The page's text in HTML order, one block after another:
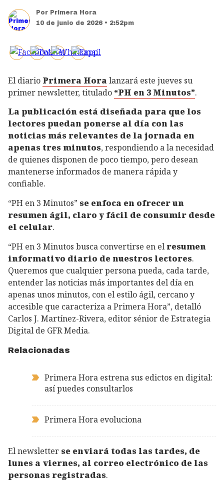
Por Primera Hora
10 de junio de 2026 • 2:52pm
El diario Primera Hora lanzará este jueves su
primer newsletter, titulado “PH en 3 Minutos”.
La publicación está diseñada para que los
lectores puedan ponerse al día con las
noticias más relevantes de la jornada en
apenas tres minutos, respondiendo a la necesidad
de quienes disponen de poco tiempo, pero desean
mantenerse informados de manera rápida y
confiable.
“PH en 3 Minutos” se enfoca en ofrecer un
resumen ágil, claro y fácil de consumir desde
el celular.
“PH en 3 Minutos busca convertirse en el resumen
informativo diario de nuestros lectores.
Queremos que cualquier persona pueda, cada tarde,
entender las noticias más importantes del día en
apenas unos minutos, con el estilo ágil, cercano y
accesible que caracteriza a Primera Hora”, detalló
Carlos J. Martínez-Rivera, editor sénior de Estrategia
Digital de GFR Media.
Relacionadas
Primera Hora estrena sus edictos en digital:
así puedes consultarlos
Primera Hora evoluciona
El newsletter se enviará todas las tardes, de
lunes a viernes, al correo electrónico de las
personas registradas.